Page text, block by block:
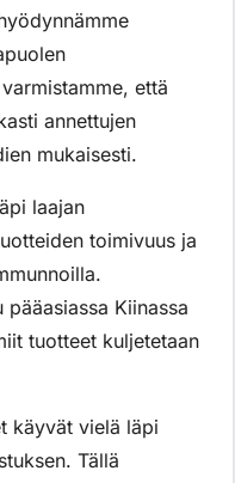
että
annettujen
mukaisesti.
laajan
toimivuus ja
Kiinassa
tuotteet kuljetetaan
käyvät vielä läpi
Tällä